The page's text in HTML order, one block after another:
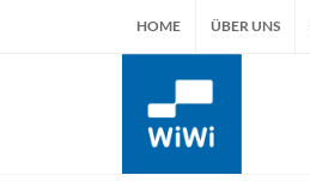
HOME ÜBER UNS